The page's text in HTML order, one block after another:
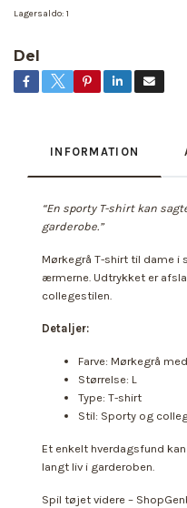
Lagersaldo: 1
Del
INFORMATION
“En sporty T-shirt kan
garderobe.”
Mørkegrå T-shirt til dame i
ærmerne. Udtrykket er
collegestilen.
Detaljer:
Farve: Mørkegrå
Størrelse: L
Type: T-shirt
Stil: Sporty og
Et enkelt hverdagsfund
langt liv i garderoben.
Spil tøjet videre –